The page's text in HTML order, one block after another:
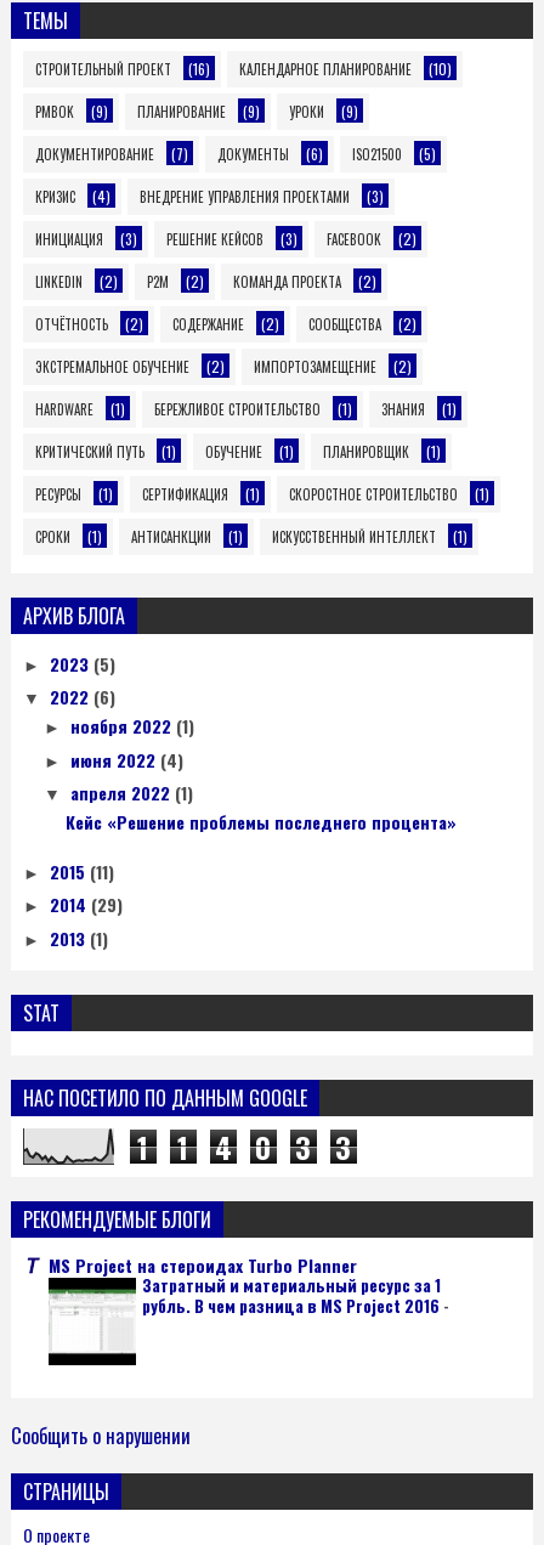
ТЕМЫ
СТРОИТЕЛЬНЫЙ ПРОЕКТ (16) КАЛЕНДАРНОЕ ПЛАНИРОВАНИЕ (10)
PMBOK (9) ПЛАНИРОВАНИЕ (9) УРОКИ (9)
ДОКУМЕНТИРОВАНИЕ (7) ДОКУМЕНТЫ (6) ISO21500 (5)
КРИЗИС (4) ВНЕДРЕНИЕ УПРАВЛЕНИЯ ПРОЕКТАМИ (3)
ИНИЦИАЦИЯ (3) РЕШЕНИЕ КЕЙСОВ (3) FACEBOOK (2)
LINKEDIN (2) P2M (2) КОМАНДА ПРОЕКТА (2)
ОТЧЁТНОСТЬ (2) СОДЕРЖАНИЕ (2) СООБЩЕСТВА (2)
ЭКСТРЕМАЛЬНОЕ ОБУЧЕНИЕ (2) ИМПОРТОЗАМЕЩЕНИЕ (2)
HARDWARE (1) БЕРЕЖЛИВОЕ СТРОИТЕЛЬСТВО (1) ЗНАНИЯ (1)
КРИТИЧЕСКИЙ ПУТЬ (1) ОБУЧЕНИЕ (1) ПЛАНИРОВЩИК (1)
РЕСУРСЫ (1) СЕРТИФИКАЦИЯ (1) СКОРОСТНОЕ СТРОИТЕЛЬСТВО (1)
СРОКИ (1) АНТИСАНКЦИИ (1) ИСКУССТВЕННЫЙ ИНТЕЛЛЕКТ (1)
АРХИВ БЛОГА
► 2023 (5)
▼ 2022 (6)
► ноября 2022 (1)
► июня 2022 (4)
▼ апреля 2022 (1)
Кейс «Решение проблемы последнего процента»
► 2015 (11)
► 2014 (29)
► 2013 (1)
STAT
НАС ПОСЕТИЛО ПО ДАННЫМ GOOGLE
1 1 4 0 3 3
РЕКОМЕНДУЕМЫЕ БЛОГИ
MS Project на стероидах Turbo Planner
Затратный и материальный ресурс за 1
рубль. В чем разница в MS Project 2016 -
Сообщить о нарушении
СТРАНИЦЫ
О проекте